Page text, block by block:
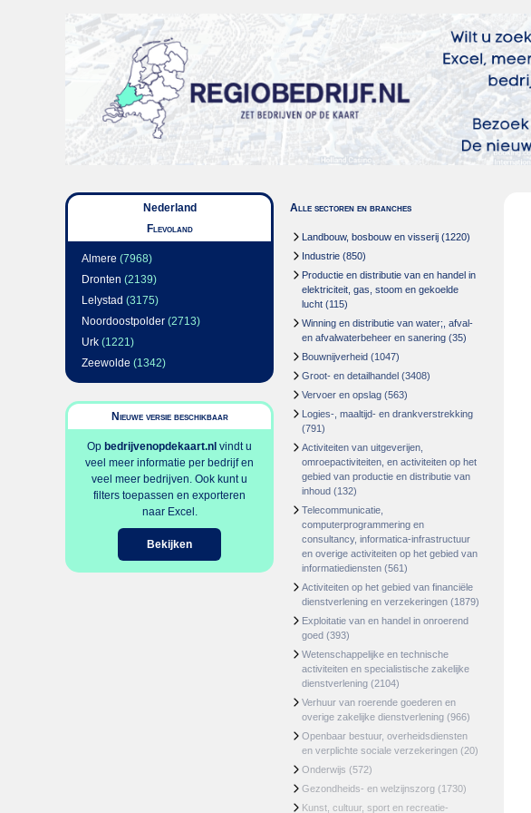
Nederland
Flevoland
Almere (7968)
Dronten (2139)
Lelystad (3175)
Noordoostpolder (2713)
Urk (1221)
Zeewolde (1342)
Nieuwe versie beschikbaar
Op bedrijvenopdekaart.nl vindt u
veel meer informatie per bedrijf en
veel meer bedrijven. Ook kunt u
filters toepassen en exporteren
naar Excel.
Bekijken
Alle sectoren en branches
Landbouw, bosbouw en visserij (1220)
Industrie (850)
Productie en distributie van en handel in
elektriciteit, gas, stoom en gekoelde
lucht (115)
Winning en distributie van water;, afval-
en afvalwaterbeheer en sanering (35)
Bouwnijverheid (1047)
Groot- en detailhandel (3408)
Vervoer en opslag (563)
Logies-, maaltijd- en drankverstrekking
(791)
Activiteiten van uitgeverijen,
omroepactiviteiten, en activiteiten op het
gebied van productie en distributie van
inhoud (132)
Telecommunicatie,
computerprogrammering en
consultancy, informatica-infrastructuur
en overige activiteiten op het gebied van
informatiediensten (561)
Activiteiten op het gebied van financiële
dienstverlening en verzekeringen (1879)
Exploitatie van en handel in onroerend
goed (393)
Wetenschappelijke en technische
activiteiten en specialistische zakelijke
dienstverlening (2104)
Verhuur van roerende goederen en
overige zakelijke dienstverlening (966)
Openbaar bestuur, overheidsdiensten
en verplichte sociale verzekeringen (20)
Onderwijs (572)
Gezondheids- en welzijnszorg (1730)
Kunst, cultuur, sport en recreatie-